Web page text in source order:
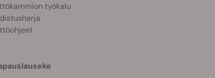
työkalu